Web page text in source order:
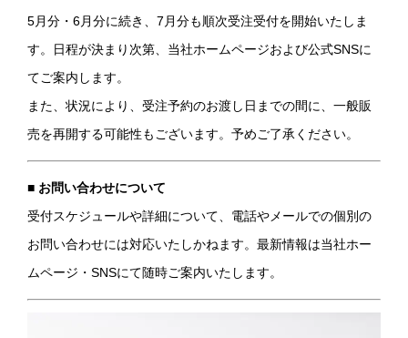
5月分・6月分に続き、7月分も順次受注受付を開始いたしま
す。日程が決まり次第、当社ホームページおよび公式SNSに
てご案内します。
また、状況により、受注予約のお渡し日までの間に、一般販
売を再開する可能性もございます。予めご了承ください。
■ お問い合わせについて
受付スケジュールや詳細について、電話やメールでの個別の
お問い合わせには対応いたしかねます。最新情報は当社ホー
ムページ・SNSにて随時ご案内いたします。